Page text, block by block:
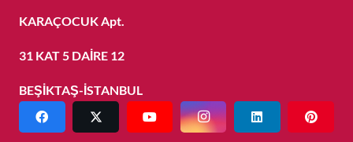
KARAÇOCUK Apt.
31 KAT 5 DAİRE 12
BEŞİKTAŞ-İSTANBUL